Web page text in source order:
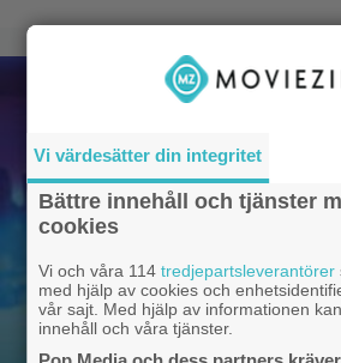
Vi värdesätter din integritet
Bättre innehåll och tjänster
cookies
Vi och våra 114tredjepartsleverantörer
med hjälp av cookies och
vår sajt. Med hjälp av informationen
innehåll och våra tjänster.